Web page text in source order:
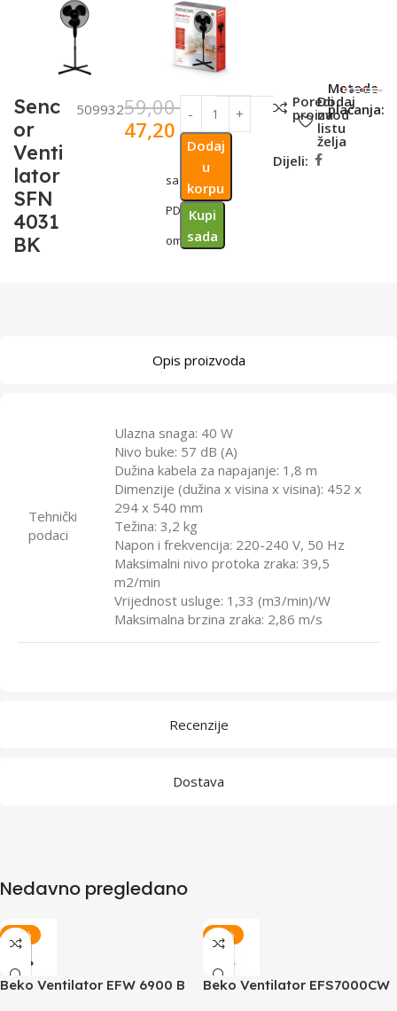
Senc
or
Venti
lator
SFN
4031
BK
50993259,00
47,20KM
sa
PDV-
om
Dodaj
u
korpu
Kupi
sada
Poredi
proizvod
Dodaj
na
listu
želja
Dijeli:
Metode
plaćanja:
Opis proizvoda
Recenzije
Dostava
Tehnički
podaci
Ulazna snaga: 40 W
Nivo buke: 57 dB (A)
Dužina kabela za napajanje: 1,8 m
Dimenzije (dužina x visina x visina): 452 x
294 x 540 mm
Težina: 3,2 kg
Napon i frekvencija: 220-240 V, 50 Hz
Maksimalni nivo protoka zraka: 39,5
m2/min
Vrijednost usluge: 1,33 (m3/min)/W
Maksimalna brzina zraka: 2,86 m/s
Nedavno pregledano
-15%
Beko Ventilator EFW 6900 B
-15%
Beko Ventilator EFS7000CW